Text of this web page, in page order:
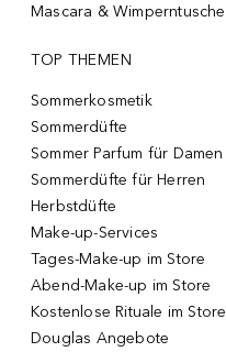
Mascara & Wimperntusche
TOP THEMEN
Sommerkosmetik
Sommerdüfte
Sommer Parfum für Damen
Sommerdüfte für Herren
Herbstdüfte
Make-up-Services
Tages-Make-up im Store
Abend-Make-up im Store
Kostenlose Rituale im Store
Douglas Angebote